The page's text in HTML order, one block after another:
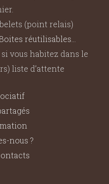
(point relais)
réutilisables
vous habitez dans le
liste d’attente
nous ?